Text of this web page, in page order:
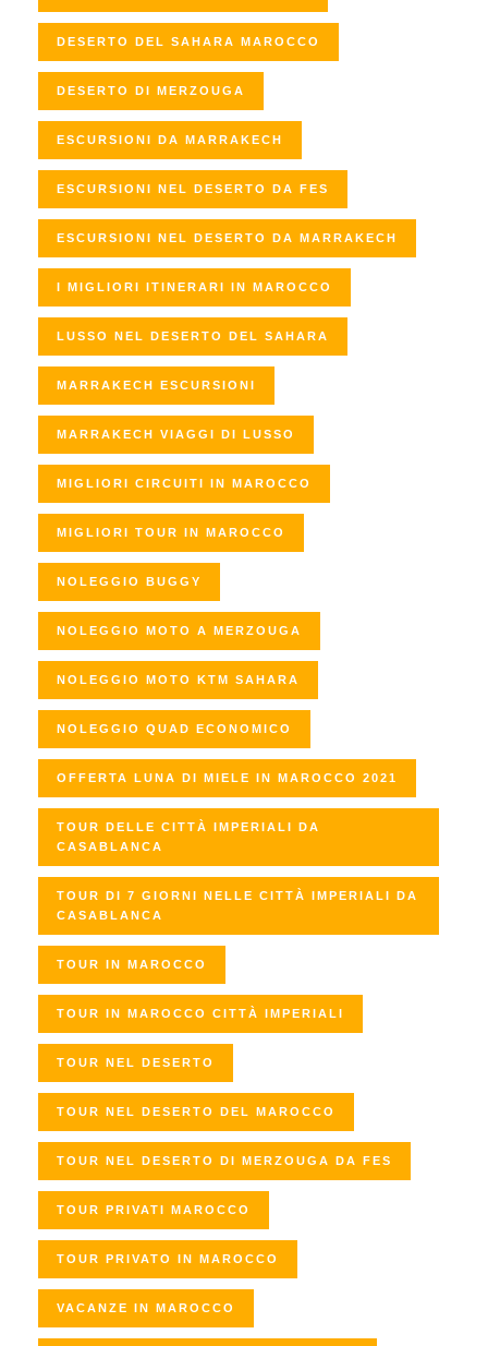
DESERTO DEL SAHARA MAROCCO
DESERTO DI MERZOUGA
ESCURSIONI DA MARRAKECH
ESCURSIONI NEL DESERTO DA FES
ESCURSIONI NEL DESERTO DA MARRAKECH
I MIGLIORI ITINERARI IN MAROCCO
LUSSO NEL DESERTO DEL SAHARA
MARRAKECH ESCURSIONI
MARRAKECH VIAGGI DI LUSSO
MIGLIORI CIRCUITI IN MAROCCO
MIGLIORI TOUR IN MAROCCO
NOLEGGIO BUGGY
NOLEGGIO MOTO A MERZOUGA
NOLEGGIO MOTO KTM SAHARA
NOLEGGIO QUAD ECONOMICO
OFFERTA LUNA DI MIELE IN MAROCCO 2021
TOUR DELLE CITTÀ IMPERIALI DA
CASABLANCA
TOUR DI 7 GIORNI NELLE CITTÀ IMPERIALI DA
CASABLANCA
TOUR IN MAROCCO
TOUR IN MAROCCO CITTÀ IMPERIALI
TOUR NEL DESERTO
TOUR NEL DESERTO DEL MAROCCO
TOUR NEL DESERTO DI MERZOUGA DA FES
TOUR PRIVATI MAROCCO
TOUR PRIVATO IN MAROCCO
VACANZE IN MAROCCO